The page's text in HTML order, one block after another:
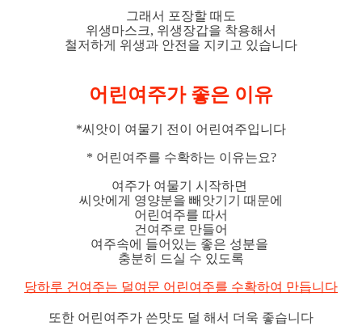
그래서 포장할 때도
위생마스크, 위생장갑을 착용해서
철저하게 위생과 안전을 지키고 있습니다
어린여주가 좋은 이유
*씨앗이 여물기 전이 어린여주입니다
* 어린여주를 수확하는 이유는요?
여주가 여물기 시작하면
씨앗에게 영양분을 빼앗기기 때문에
어린여주를 따서
건여주로 만들어
여주속에 들어있는 좋은 성분을
충분히 드실 수 있도록
당하루 건여주는 덜여문 어린여주를 수확하여 만듭니다
또한 어린여주가 쓴맛도 덜 해서 더욱 좋습니다